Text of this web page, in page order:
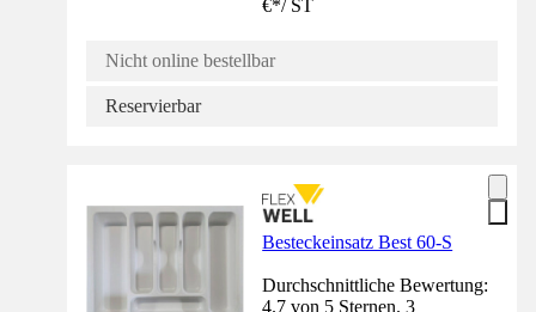
€*/ ST
Nicht online bestellbar
Reservierbar
Besteckeinsatz Best 60-S
Durchschnittliche Bewertung:
4.7 von 5 Sternen. 3